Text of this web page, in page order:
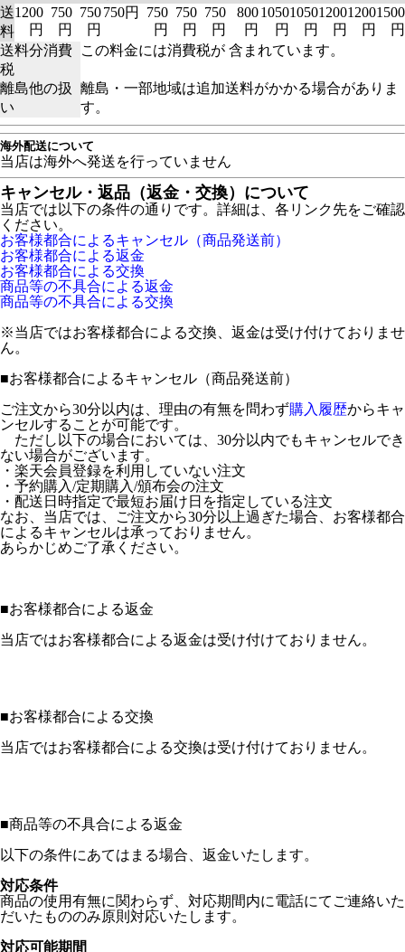
送
料
1200
円
750
円
750
円
750円
750
円
750
円
750
円
800
円
1050
円
1050
円
1200
円
1200
円
1500
円
送料分消費
税
この料金には消費税が 含まれています。
離島他の扱
い
離島・一部地域は追加送料がかかる場合がありま
す。
海外配送について
当店は海外へ発送を行っていません
キャンセル・返品（返金・交換）について
当店では以下の条件の通りです。詳細は、各リンク先をご確認
ください。
お客様都合によるキャンセル（商品発送前）
お客様都合による返金
お客様都合による交換
商品等の不具合による返金
商品等の不具合による交換
※当店ではお客様都合による交換、返金は受け付けておりませ
ん。
■お客様都合によるキャンセル（商品発送前）
ご注文から30分以内は、理由の有無を問わず購入履歴からキャ
ンセルすることが可能です。
ただし以下の場合においては、30分以内でもキャンセルでき
ない場合がございます。
・楽天会員登録を利用していない注文
・予約購入/定期購入/頒布会の注文
・配送日時指定で最短お届け日を指定している注文
なお、当店では、ご注文から30分以上過ぎた場合、お客様都合
によるキャンセルは承っておりません。
あらかじめご了承ください。
■お客様都合による返金
当店ではお客様都合による返金は受け付けておりません。
■お客様都合による交換
当店ではお客様都合による交換は受け付けておりません。
■商品等の不具合による返金
以下の条件にあてはまる場合、返金いたします。
対応条件
商品の使用有無に関わらず、対応期間内に電話にてご連絡いた
だいたもののみ原則対応いたします。
対応可能期間